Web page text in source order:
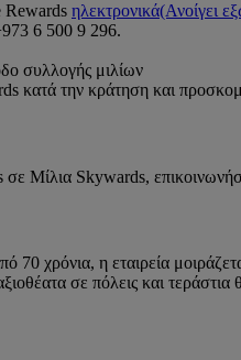
Rewards ηλεκτρονικά(Ανοίγει
6 500 9 296.
συλλογής μιλίων
κατά την κράτηση και
Μίλια Skywards,
χρόνια, η εταιρεία
σε πόλεις και τεράστια